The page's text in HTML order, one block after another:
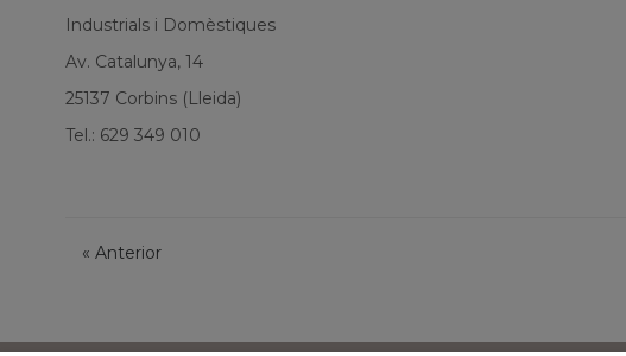
Industrials i Domèstiques
Av. Catalunya, 14
25137 Corbins (Lleida)
Tel.: 629 349 010
«Anterior